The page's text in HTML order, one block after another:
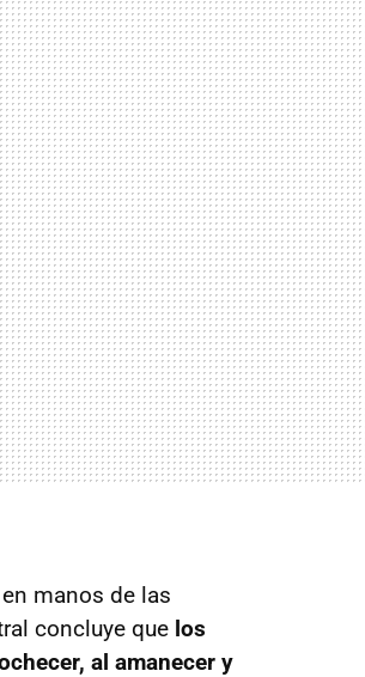
manos de las
concluye que los
al amanecer y